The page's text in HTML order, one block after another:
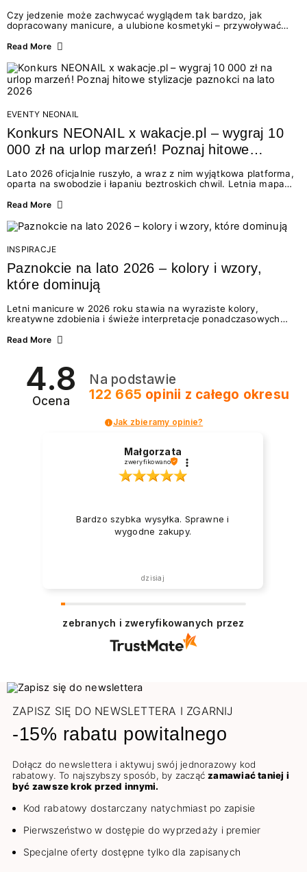
nowych lodów i odbierz prezent!
Czy jedzenie może zachwycać wyglądem tak bardzo, jak
dopracowany manicure, a ulubione kosmetyki – przywoływać
świata beauty i oszałamiających deserów to coś więcej niż
zmysłami: przez soczysty kolor, aksamitną teksturę,
orzeźwiający zapach i słodki akcent na podniebieniu. Tego lata
NEONAIL łączy siły z marką Willisch, tworząc unikalny projekt
na styku jedzenia i piękna....
Read More
EVENTY NEONAIL
Konkurs NEONAIL x wakacje.pl – wygraj 10
000 zł na urlop marzeń! Poznaj hitowe
Lato 2026 oficjalnie ruszyło, a wraz z nim wyjątkowa platforma,
oparta na swobodzie i łapaniu beztroskich chwil. Letnia mapa
doświadczenia wakacji – od spontanicznych wyjazdów, przez
Motywem przewodnim jest eksplorowanie i kolekcjonowanie
letnich momentów. Z tej okazji przygotowaliśmy coś absolutnie
wyjątkowego: wielki konkurs z wakacje.pl oraz dawkę
najgorętszych trendów w...
Read More
INSPIRACJE
Paznokcie na lato 2026 – kolory i wzory,
które dominują
Letni manicure w 2026 roku stawia na wyraziste kolory,
kreatywne zdobienia i świeże interpretacje ponadczasowych
zarówno energetycznych odcieni inspirowanych wakacjami, jak
2026? Znajdź inspirację dla swojego manicure!
Read More
4.8
Ocena
Na podstawie
122 665 opinii z całego okresu
Jak zbieramy opinie?
Małgorzata
zweryfikowano
Bardzo szybka wysyłka. Sprawne i
wygodne zakupy.
dzisiaj
zebranych i zweryfikowanych przez
ZAPISZ SIĘ DO NEWSLETTERA I ZGARNIJ
-15% rabatu powitalnego
Dołącz do newslettera i aktywuj swój jednorazowy kod
rabatowy. To najszybszy sposób, by zacząćzamawiać taniej i
być zawsze krok przed innymi.
Kod rabatowy dostarczany natychmiast po zapisie
Pierwszeństwo w dostępie do wyprzedaży i premier
Specjalne oferty dostępne tylko dla zapisanych